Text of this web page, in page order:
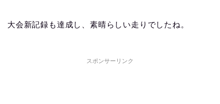
大会新記録も達成し、素晴らしい走りでしたね。
スポンサーリンク